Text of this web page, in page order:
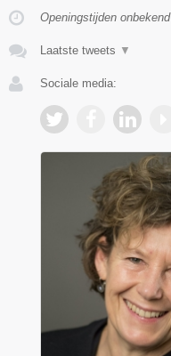
Openingstijden onbekend
Laatste tweets ▼
Sociale media: